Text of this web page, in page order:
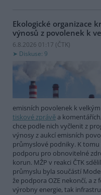
Ekologické organizace
výnosů z povolenek k
6.8.2026 01:17 (ČTK)
Diskuse: 9
emisních povolenek k
tiskové zprávě a
chce podle nich vyčlenit z
výnosy z aukcí emisních
průmyslové podniky. K
podporu pro obnovitelné
korun. MŽP v reakci ČTK
průmyslu byla součástí
že podpora OZE nekončí, a
výrobny energie, tak